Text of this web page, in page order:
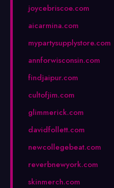
joycebriscoe.com
aicarmina.com
mypartysupplystore.com
annforwisconsin.com
findjaipur.com
cultofjim.com
glimmerick.com
davidfollett.com
newcollegebeat.com
reverbnewyork.com
skinmerch.com